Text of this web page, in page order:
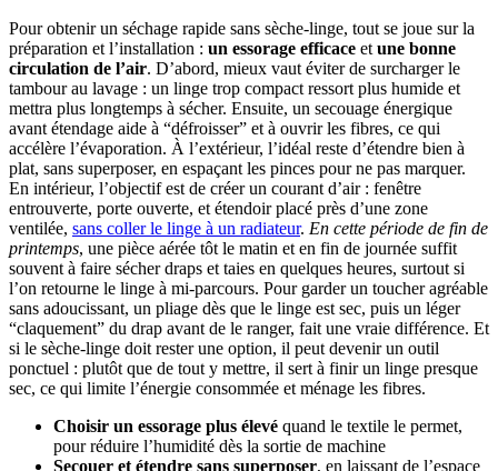
Pour obtenir un séchage rapide sans sèche-linge, tout se joue sur la
préparation et l’installation : un essorage efficace et une bonne
circulation de l’air. D’abord, mieux vaut éviter de surcharger le
tambour au lavage : un linge trop compact ressort plus humide et
mettra plus longtemps à sécher. Ensuite, un secouage énergique
avant étendage aide à “défroisser” et à ouvrir les fibres, ce qui
accélère l’évaporation. À l’extérieur, l’idéal reste d’étendre bien à
plat, sans superposer, en espaçant les pinces pour ne pas marquer.
En intérieur, l’objectif est de créer un courant d’air : fenêtre
entrouverte, porte ouverte, et étendoir placé près d’une zone
ventilée, sans coller le linge à un radiateur. En cette période de fin de
printemps, une pièce aérée tôt le matin et en fin de journée suffit
souvent à faire sécher draps et taies en quelques heures, surtout si
l’on retourne le linge à mi-parcours. Pour garder un toucher agréable
sans adoucissant, un pliage dès que le linge est sec, puis un léger
“claquement” du drap avant de le ranger, fait une vraie différence. Et
si le sèche-linge doit rester une option, il peut devenir un outil
ponctuel : plutôt que de tout y mettre, il sert à finir un linge presque
sec, ce qui limite l’énergie consommée et ménage les fibres.
Choisir un essorage plus élevé quand le textile le permet,
pour réduire l’humidité dès la sortie de machine
Secouer et étendre sans superposer, en laissant de l’espace